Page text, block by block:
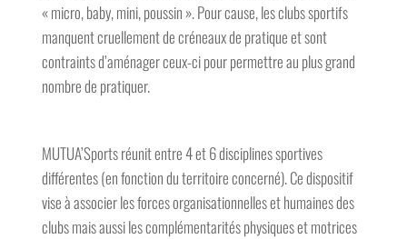
« micro, baby, mini, poussin ». Pour cause, les clubs sportifs
manquent cruellement de créneaux de pratique et sont
contraints d’aménager ceux-ci pour permettre au plus grand
nombre de pratiquer.
MUTUA’Sports réunit entre 4 et 6 disciplines sportives
différentes (en fonction du territoire concerné). Ce dispositif
vise à associer les forces organisationnelles et humaines des
clubs mais aussi les complémentarités physiques et motrices